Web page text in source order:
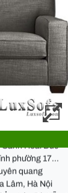
Lệ - Đà Nẵng
Hoài Đức
phường 17
yên tuyên quang
Lâm, Hà Nội